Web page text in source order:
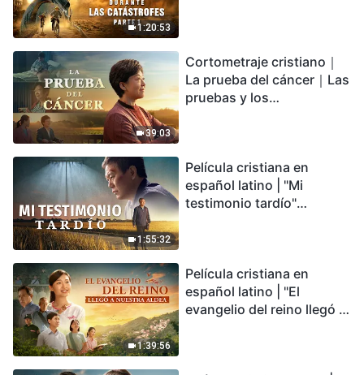
1:20:53
encontrarás refugio?
39:03
Cortometraje cristiano｜
La prueba del cáncer｜Las
pruebas y los
1:55:32
Película cristiana en
español latino | "Mi
testimonio tardío"
conmovedor
1:39:56
Película cristiana en
español latino | "El
evangelio del reino llegó a